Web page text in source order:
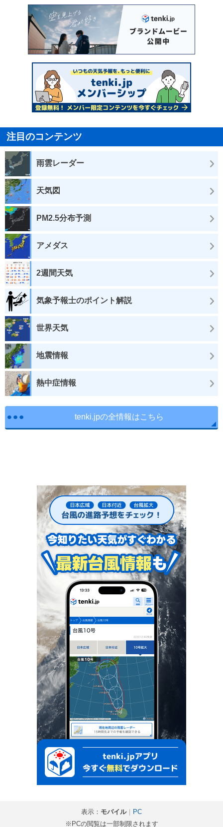
注目のコンテンツ
雨雲レーダー
天気図
PM2.5分布予測
アメダス
2週間天気
気象予報士のポイント解説
世界天気
地震情報
熱中症情報
tenki.jpの全情報はこちら
表示： モバイル｜ PC
※PCの閲覧は一部制限されます